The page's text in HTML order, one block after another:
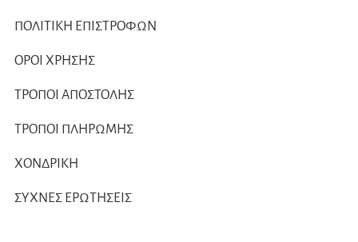
ΠΟΛΙΤΙΚΗ ΕΠΙΣΤΡΟΦΩΝ
ΟΡΟΙ ΧΡΗΣΗΣ
ΤΡΟΠΟΙ ΑΠΟΣΤΟΛΗΣ
ΤΡΟΠΟΙ ΠΛΗΡΩΜΗΣ
ΧΟΝΔΡΙΚΗ
ΣΥΧΝΕΣ ΕΡΩΤΗΣΕΙΣ